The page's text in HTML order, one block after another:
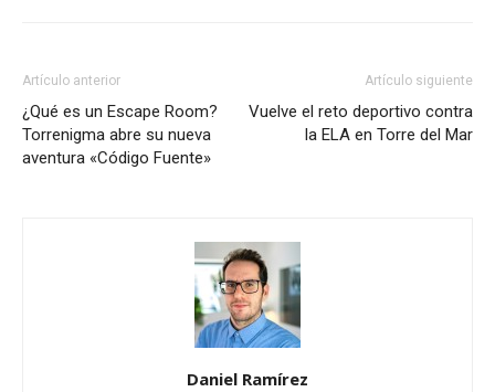
Artículo anterior
¿Qué es un Escape Room?
Torrenigma abre su nueva
aventura «Código Fuente»
Artículo siguiente
Vuelve el reto deportivo contra
la ELA en Torre del Mar
Daniel Ramírez